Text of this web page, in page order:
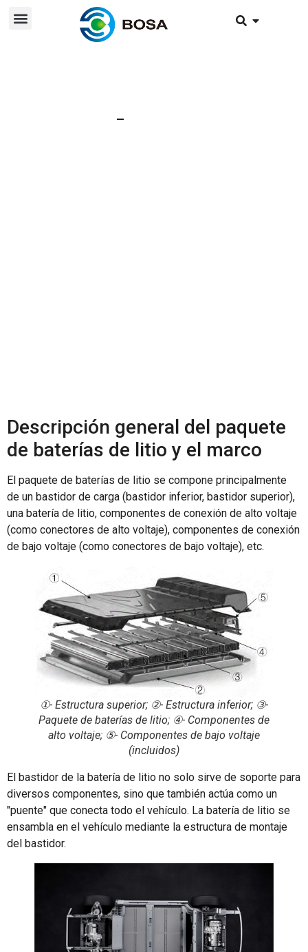
Descripción general del paquete
de baterías de litio y el marco
El paquete de baterías de litio se compone principalmente
de un bastidor de carga (bastidor inferior, bastidor superior),
una batería de litio, componentes de conexión de alto voltaje
(como conectores de alto voltaje), componentes de conexión
de bajo voltaje (como conectores de bajo voltaje), etc.
①- Estructura superior; ②- Estructura inferior; ③-
Paquete de baterías de litio; ④- Componentes de
alto voltaje; ⑤- Componentes de bajo voltaje
(incluidos)
El bastidor de la batería de litio no solo sirve de soporte para
diversos componentes, sino que también actúa como un
"puente" que conecta todo el vehículo. La batería de litio se
ensambla en el vehículo mediante la estructura de montaje
del bastidor.